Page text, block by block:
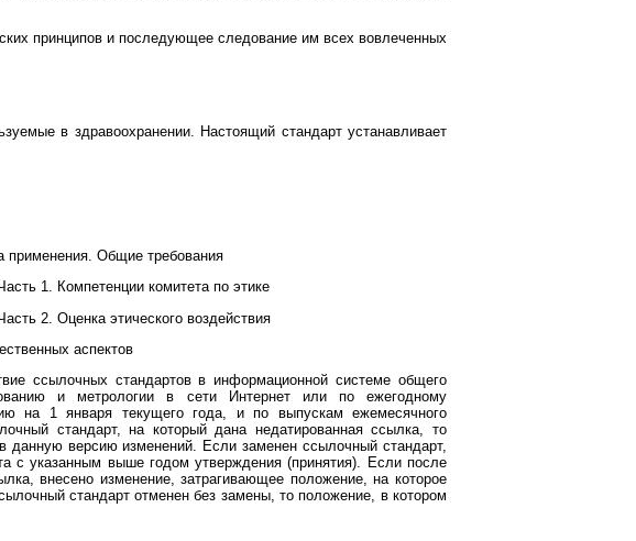
принципов и последующее следование им всех вовлеченных
в здравоохранении. Настоящий стандарт устанавливает
применения. Общие требования
1. Компетенции комитета по этике
2. Оценка этического воздействия
аспектов
ссылочных стандартов в информационной системе общего
и метрологии в сети Интернет или по ежегодному
на 1 января текущего года, и по выпускам ежемесячного
стандарт, на который дана недатированная ссылка, то
данную версию изменений. Если заменен ссылочный стандарт,
с указанным выше годом утверждения (принятия). Если после
внесено изменение, затрагивающее положение, на которое
стандарт отменен без замены, то положение, в котором